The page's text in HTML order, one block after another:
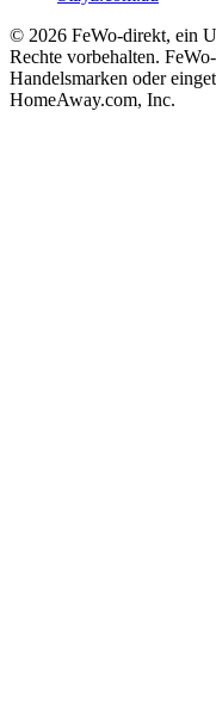
© 2026 FeWo-direkt, ein
Rechte vorbehalten.
Handelsmarken oder
HomeAway.com, Inc.